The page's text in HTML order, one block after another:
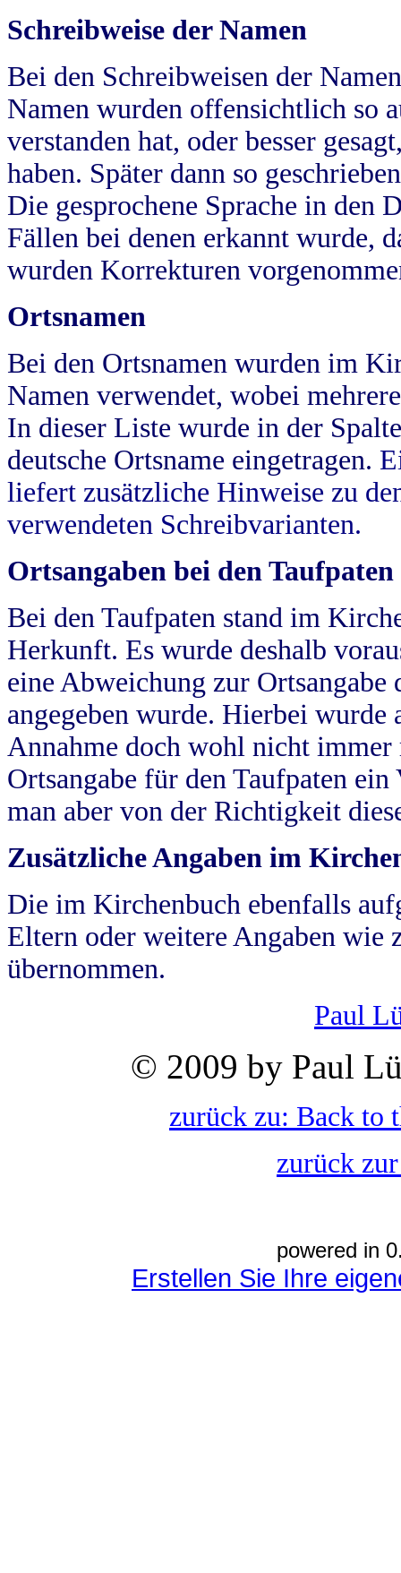
Schreibweise der Namen
Bei den Schreibweisen der
Namen wurden offensichtlich so
verstanden hat, oder besser
haben. Später dann so
Die gesprochene Sprache in
Fällen bei denen erkannt wurde,
wurden Korrekturen
Ortsnamen
Bei den Ortsnamen wurden im
Namen verwendet, wobei
In dieser Liste wurde in der
deutsche Ortsname eingetragen.
liefert zusätzliche Hinweise zu
verwendeten Schreibvarianten.
Ortsangaben bei den Taufpaten
Bei den Taufpaten stand im
Herkunft. Es wurde deshalb
eine Abweichung zur
angegeben wurde. Hierbei wurde
Annahme doch wohl nicht
Ortsangabe für den Taufpaten
man aber von der Richtigkeit
Zusätzliche Angaben im
Die im Kirchenbuch ebenfalls
Eltern oder weitere Angaben wie
übernommen.
Paul
© 2009 by Paul
zurück zu: Back to
zurück
powered in
Erstellen Sie Ihre